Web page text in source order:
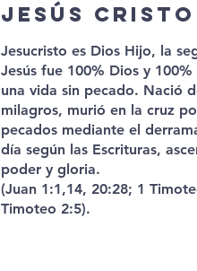
JESÚS CRISTO
Jesucristo es Dios Hijo, la
Jesús fue 100% Dios y
una vida sin pecado. Nació
milagros, murió en la cruz
pecados mediante el
día según las Escrituras,
poder y gloria.
(Juan 1:1,14, 20:28; 1
Timoteo 2:5).